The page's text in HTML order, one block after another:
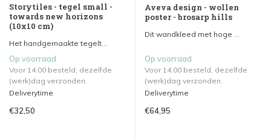
Storytiles - tegel small -
towards new horizons
(10x10 cm)
Het handgemaakte tegelt...
Op voorraad
Voor 14.00 besteld, dezelfde
(werk)dag verzonden.
Deliverytime
€32,50
Aveva design - wollen
poster - brosarp hills
Dit wandkleed met hoge ...
Op voorraad
Voor 14.00 besteld, dezelfde
(werk)dag verzonden.
Deliverytime
€64,95